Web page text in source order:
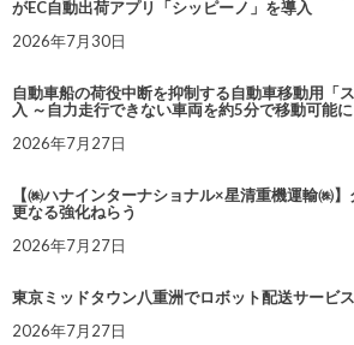
がEC自動出荷アプリ「シッピーノ」を導入
2026年7月30日
自動車船の荷役中断を抑制する自動車移動用「
入 ～自力走行できない車両を約5分で移動可能に
2026年7月27日
【㈱ハナインターナショナル×星清重機運輸㈱
更なる強化ねらう
2026年7月27日
東京ミッドタウン八重洲でロボット配送サービ
2026年7月27日